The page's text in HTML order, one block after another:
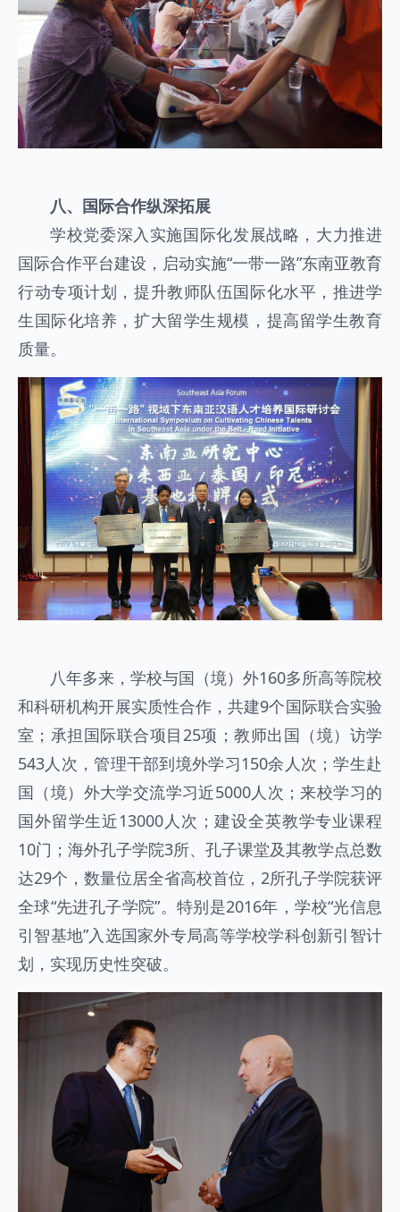
八、国际合作纵深拓展
学校党委深入实施国际化发展战略，大力推进
国际合作平台建设，启动实施“一带一路”东南亚教育
行动专项计划，提升教师队伍国际化水平，推进学
生国际化培养，扩大留学生规模，提高留学生教育
质量。
八年多来，学校与国（境）外160多所高等院校
和科研机构开展实质性合作，共建9个国际联合实验
室；承担国际联合项目25项；教师出国（境）访学
543人次，管理干部到境外学习150余人次；学生赴
国（境）外大学交流学习近5000人次；来校学习的
国外留学生近13000人次；建设全英教学专业课程
10门；海外孔子学院3所、孔子课堂及其教学点总数
达29个，数量位居全省高校首位，2所孔子学院获评
全球“先进孔子学院”。 特别是2016年，学校“光信息
引智基地”入选国家外专局高等学校学科创新引智计
划，实现历史性突破。